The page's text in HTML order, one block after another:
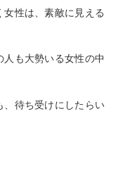
性は、素敵に見える
も大勢いる女性の中
、待ち受けにしたらい